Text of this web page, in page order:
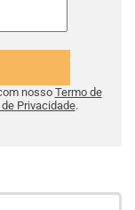
nosso Termo de
Privacidade.